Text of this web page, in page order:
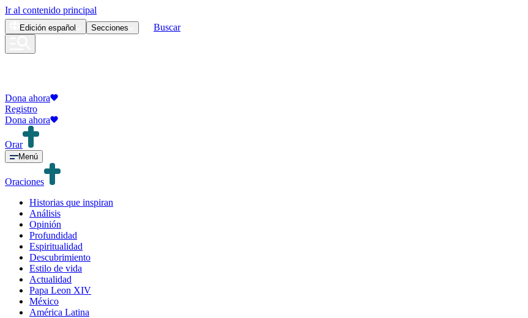
Ir al contenido principal
Edición español Secciones Buscar
Dona ahora
Registro
Dona ahora
Orar
Menú
Oraciones
Historias que inspiran
Análisis
Opinión
Profundidad
Espiritualidad
Descubrimiento
Estilo de vida
Actualidad
Papa Leon XIV
México
América Latina